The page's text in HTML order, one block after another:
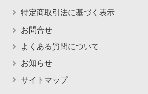
特定商取引法に基づく表示
お問合せ
よくある質問について
お知らせ
サイトマップ